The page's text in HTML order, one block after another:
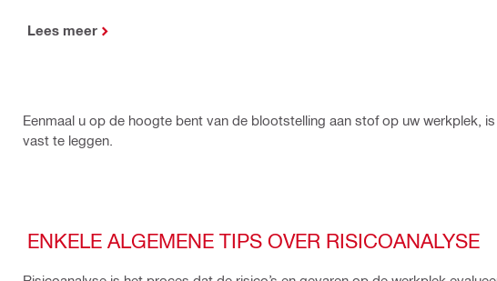
Lees meer
Eenmaal u op de hoogte bent van de blootstelling aan stof op uw werkplek,
vast te leggen.
ENKELE ALGEMENE TIPS OVER RISICOANALYSE